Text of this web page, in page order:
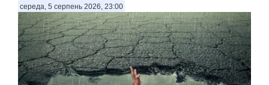
середа, 5 серпень 2026, 23:00